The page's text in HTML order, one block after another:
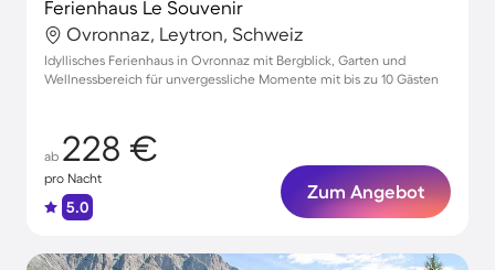
Ferienhaus Le Souvenir
Ovronnaz, Leytron, Schweiz
Idyllisches Ferienhaus in Ovronnaz mit Bergblick, Garten und
Wellnessbereich für unvergessliche Momente mit bis zu 10 Gästen
ab 228 €
pro Nacht
5.0
Zum Angebot